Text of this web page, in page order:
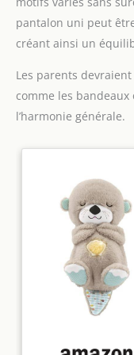
pantalon uni peut
créant ainsi un
Les parents
comme les
l’harmonie générale.